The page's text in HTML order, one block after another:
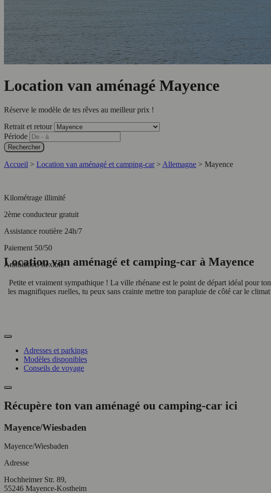
Location van aménagé Mayence
Réserve le modèle de tes rêves au meilleur prix !
Retrait et retour
Période
Rechercher
Accueil > Location van aménagé et camping-car > Allemagne > Mayence
Kilométrage illimité
2ème conducteur gratuit
Assistance routière 24h/7
Paiement 50/50
Annulation flexible
Location van aménagé et camping-car à Mayence
Petite et vraiment sympathique ! La ville rhénane est le point de départ idéal pour
les magnifiques ruelles, tu peux sans crainte mettre ton parapluie de côté car le
Adresses et parkings
Modèles disponibles
Conseils de voyage
Récupère ton van aménagé ou camping-car ici
Mayence/Wiesbaden
Mayence/Wiesbaden
Adresse
Hochheimer Str. 89,
55246 Mayence-Kostheim